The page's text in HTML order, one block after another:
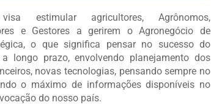
estimular agricultores, Agrônomos,
e Gestores a gerirem o Agronegócio de
o que significa pensar no sucesso do
a longo prazo, envolvendo planejamento dos
novas tecnologias, pensando sempre no
o máximo de informações disponíveis no
do nosso país.